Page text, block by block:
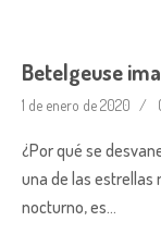
Betelgeuse
1 de enero de 2020
¿Por qué se
una de las estrellas
nocturno, es…